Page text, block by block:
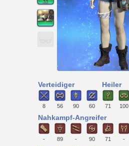
Verteidiger
8 56 90 60
Heiler
71 100
Nahkampf-Angreifer
- 89 - 90 71 -